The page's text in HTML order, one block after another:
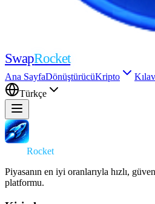
SwapRocket
Ana SayfaDönüştürücüKripto
Türkçe
Rocket
Piyasanın en iyi oranlarıyla hızlı,
platformu.